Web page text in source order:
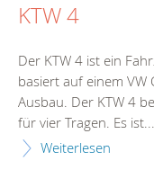
KTW 4
Der KTW 4 ist ein
basiert auf einem VW
Ausbau. Der KTW 4
für vier Tragen. Es ist...
Weiterlesen